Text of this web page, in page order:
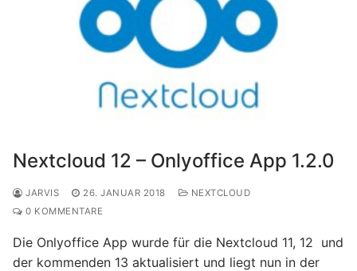
Nextcloud 12 – Onlyoffice App 1.2.0
JARVIS 26. JANUAR 2018
NEXTCLOUD
0 KOMMENTARE
Die Onlyoffice App wurde für die Nextcloud 11, 12 und
der kommenden 13 aktualisiert und liegt nun in der